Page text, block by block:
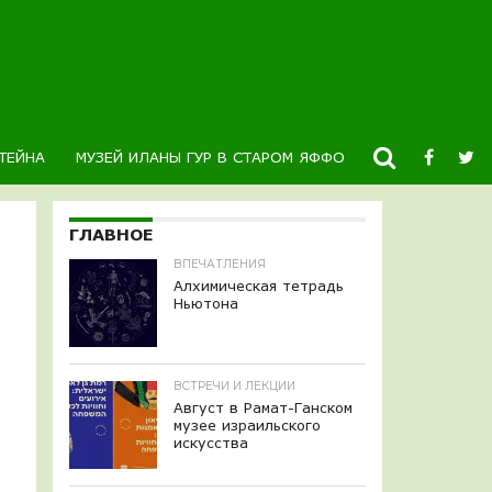
МУЗЕЙ ИЛАНЫ ГУР В СТАРОМ ЯФФО НОВОСТИ
ГЛАВНОЕ
ВПЕЧАТЛЕНИЯ
Алхимическая тетрадь
Ньютона
ВСТРЕЧИ И ЛЕКЦИИ
Август в Рамат-Ганском
музее израильского
искусства